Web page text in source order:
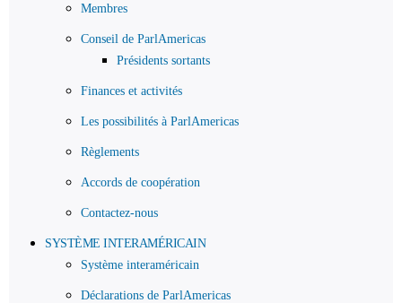
Membres
Conseil de ParlAmericas
Présidents sortants
Finances et activités
Les possibilités à ParlAmericas
Règlements
Accords de coopération
Contactez-nous
SYSTÈME INTERAMÉRICAIN
Système interaméricain
Déclarations de ParlAmericas